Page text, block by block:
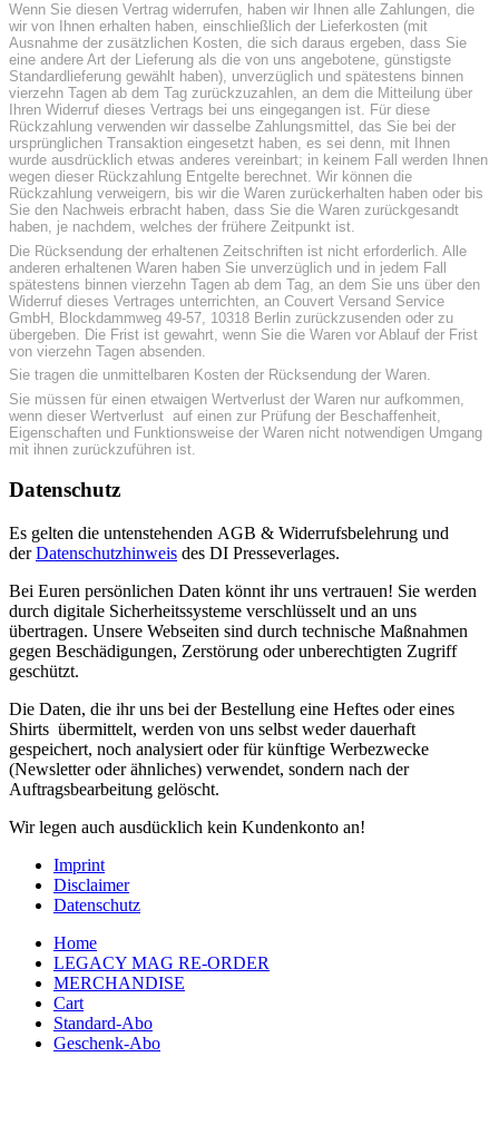
Wenn Sie diesen Vertrag widerrufen, haben wir Ihnen alle Zahlungen, die
wir von Ihnen erhalten haben, einschließlich der Lieferkosten (mit
Ausnahme der zusätzlichen Kosten, die sich daraus ergeben, dass Sie
eine andere Art der Lieferung als die von uns angebotene, günstigste
Standardlieferung gewählt haben), unverzüglich und spätestens binnen
vierzehn Tagen ab dem Tag zurückzuzahlen, an dem die Mitteilung über
Ihren Widerruf dieses Vertrags bei uns eingegangen ist. Für diese
Rückzahlung verwenden wir dasselbe Zahlungsmittel, das Sie bei der
ursprünglichen Transaktion eingesetzt haben, es sei denn, mit Ihnen
wurde ausdrücklich etwas anderes vereinbart; in keinem Fall werden Ihnen
wegen dieser Rückzahlung Entgelte berechnet. Wir können die
Rückzahlung verweigern, bis wir die Waren zurückerhalten haben oder bis
Sie den Nachweis erbracht haben, dass Sie die Waren zurückgesandt
haben, je nachdem, welches der frühere Zeitpunkt ist.
Die Rücksendung der erhaltenen Zeitschriften ist nicht erforderlich. Alle
anderen erhaltenen Waren haben Sie unverzüglich und in jedem Fall
spätestens binnen vierzehn Tagen ab dem Tag, an dem Sie uns über den
Widerruf dieses Vertrages unterrichten, an Couvert Versand Service
GmbH, Blockdammweg 49-57, 10318 Berlin zurückzusenden oder zu
übergeben. Die Frist ist gewahrt, wenn Sie die Waren vor Ablauf der Frist
von vierzehn Tagen absenden.
Sie tragen die unmittelbaren Kosten der Rücksendung der Waren.
Sie müssen für einen etwaigen Wertverlust der Waren nur aufkommen,
wenn dieser Wertverlust auf einen zur Prüfung der Beschaffenheit,
Eigenschaften und Funktionsweise der Waren nicht notwendigen Umgang
mit ihnen zurückzuführen ist.
Datenschutz
Es gelten die untenstehenden AGB & Widerrufsbelehrung und
derDatenschutzhinweis des DI Presseverlages.
Bei Euren persönlichen Daten könnt ihr uns vertrauen! Sie werden
durch digitale Sicherheitssysteme verschlüsselt und an uns
übertragen. Unsere Webseiten sind durch technische Maßnahmen
gegen Beschädigungen, Zerstörung oder unberechtigten Zugriff
geschützt.
Die Daten, die ihr uns bei der Bestellung eine Heftes oder eines
Shirts übermittelt, werden von uns selbst weder dauerhaft
gespeichert, noch analysiert oder für künftige Werbezwecke
(Newsletter oder ähnliches) verwendet, sondern nach der
Auftragsbearbeitung gelöscht.
Wir legen auch ausdücklich kein Kundenkonto an!
Imprint
Disclaimer
Datenschutz
Home
LEGACY MAG RE-ORDER
MERCHANDISE
Cart
Standard-Abo
Geschenk-Abo